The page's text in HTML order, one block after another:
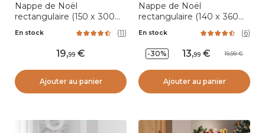
Nappe de Noël
rectangulaire (150 x 300
En stock (11)
19,99
Ajouter au panier
Nappe de Noël
rectangulaire (140 x 360
En stock (6)
-30% 13,99 19,99
Ajouter au panier